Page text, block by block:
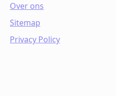
Over ons
Sitemap
Privacy Policy